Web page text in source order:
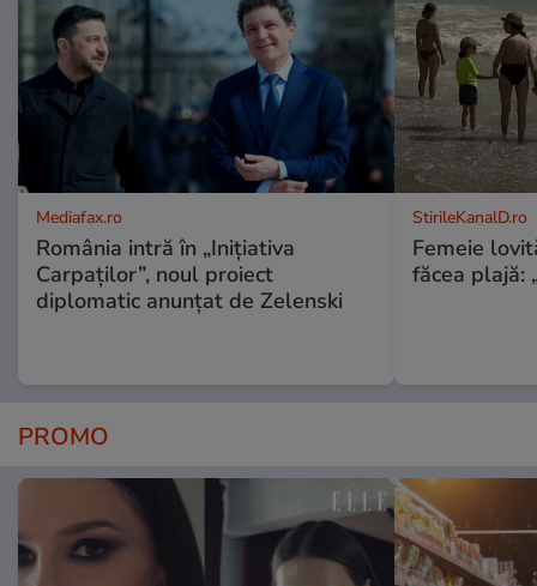
Mediafax.ro
România intră în „Inițiativa
Carpaților”, noul proiect
diplomatic anunțat de Zelenski
StirileKanalD.ro
Femeie
făcea plajă:
PROMO